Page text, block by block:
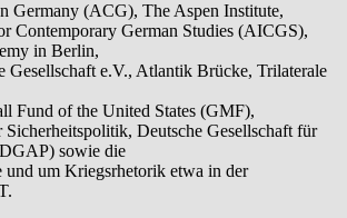
Germany (ACG), The Aspen Institute,
Contemporary German Studies (AICGS),
in Berlin,
Gesellschaft e.V., Atlantik Brücke, Trilaterale
Fund of the United States (GMF),
Sicherheitspolitik, Deutsche Gesellschaft für
sowie die
um Kriegsrhetorik etwa in der